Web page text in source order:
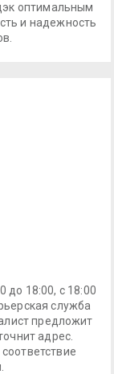
оптимальным
и надежность
до 18:00, с 18:00
служба
предложит
адрес.